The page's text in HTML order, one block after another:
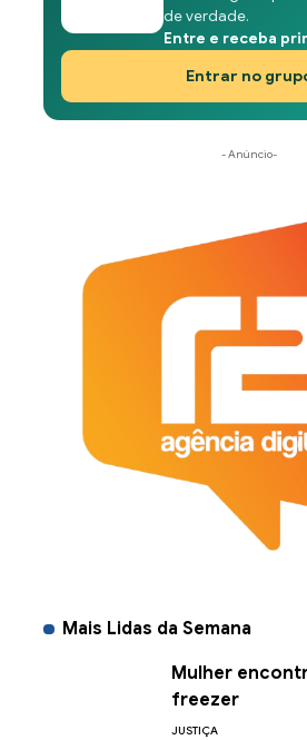
de verdade.
Entre e receba
Entrar no
- Anúncio-
Mais Lidas da Semana
Mulher
freezer
JUSTIÇA